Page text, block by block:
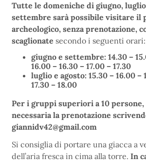
Tutte le domeniche di giugno,
settembre sarà possibile visitare il
archeologico, senza prenotazione,
scaglionate secondo i seguenti orari:
giugno e settembre: 14.30 –
16.00 – 16.30 – 17.00 – 17.30
luglio e agosto: 15.30 – 16.00 –
17.30 – 18.00
Per i gruppi superiori a 10 persone,
necessaria la prenotazione
giannidv42@gmail.com
Si consiglia di portare una giacca a
dell’aria fresca in cima alla torre. In